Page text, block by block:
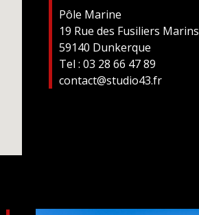
Pôle Marine
19 Rue des Fusiliers Marins
59140 Dunkerque
Tel : 03 28 66 47 89
contact@studio43.fr